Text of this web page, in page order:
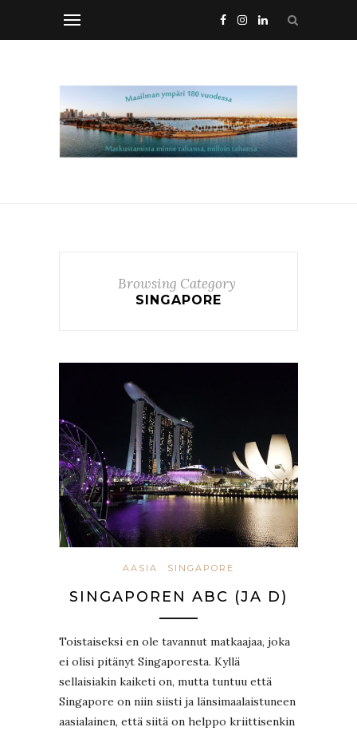
Browsing Category
SINGAPORE
AASIA SINGAPORE
SINGAPOREN ABC (JA D)
Toistaiseksi en ole tavannut matkaajaa, joka
ei olisi pitänyt Singaporesta. Kyllä
sellaisiakin kaiketi on, mutta tuntuu että
Singapore on niin siisti ja länsimaalaistuneen
aasialainen, että siitä on helppo kriittisenkin